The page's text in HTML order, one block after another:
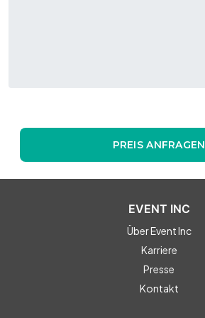
PREIS ANFRAGEN
EVENT INC
Über Event Inc
Karriere
Presse
Kontakt